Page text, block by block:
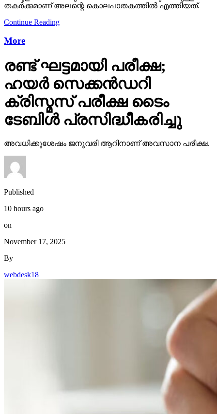
Continue Reading
More
രണ്ട് ഘട്ടമായി പരീക്ഷ;
ഹയര്‍ സെക്കന്‍ഡറി
ക്രിസ്മസ് പരീക്ഷ ടൈം
ടേബിള്‍ പ്രസിദ്ധീകരിച്ചു
അവധിക്കുശേഷം ജനുവരി ആറിനാണ് അവസാന പരീക്ഷ.
Published
10 hours ago
on
November 17, 2025
By
webdesk18